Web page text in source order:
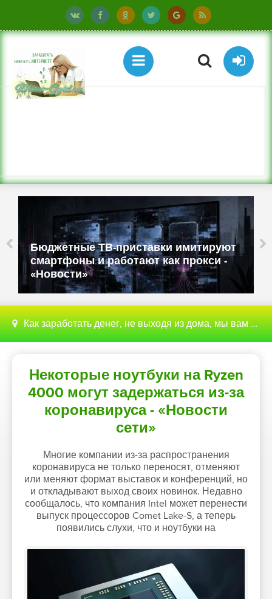
Бюджетные ТВ-приставки имитируют
смартфоны и работают как прокси -
«Новости»
Как заработать денег, не выходя из дома, мы вам поможем с этим разобраться
Некоторые ноутбуки на Ryzen
4000 могут задержаться из-за
коронавируса - «Новости
сети»
Многие компании из-за распространения
коронавируса не только переносят, отменяют
или меняют формат выставок и конференций, но
и откладывают выход своих новинок. Недавно
сообщалось, что компания Intel может перенести
выпуск процессоров Comet Lake-S, а теперь
появились слухи, что и ноутбуки на